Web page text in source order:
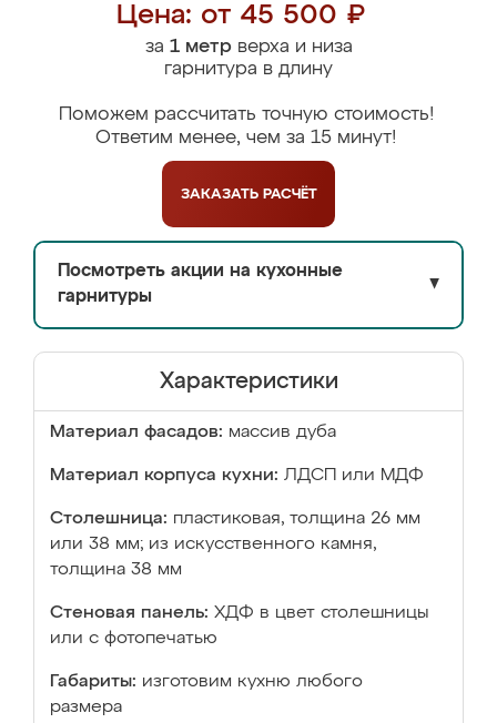
Цена: от 45 500 ₽
за 1 метрверха и низа
гарнитура в длину
Поможем рассчитать точную стоимость!
Ответим менее, чем за 15 минут!
ЗАКАЗАТЬ РАСЧЁТ
Посмотреть акции на кухонные
гарнитуры
▼
Характеристики
Материал фасадов: массив дуба
Материал корпуса кухни: ЛДСП или МДФ
Столешница: пластиковая, толщина 26 мм
или 38 мм; из искусственного камня,
толщина 38 мм
Стеновая панель: ХДФ в цвет столешницы
или с фотопечатью
Габариты: изготовим кухню любого
размера